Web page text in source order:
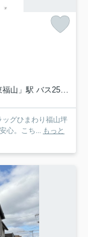
分 中国バス「東陽台上」 停歩18分
グひまわり福山坪
心。こち... もっと